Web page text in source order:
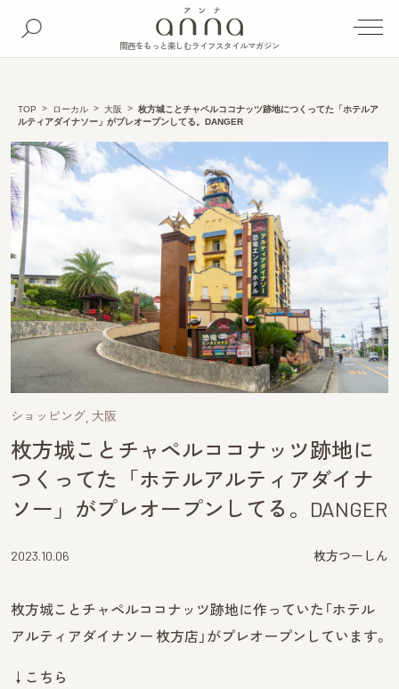
関西をもっと楽しむライフスタイルマガジン
TOP ローカル 大阪
枚方城ことチャペルココナッツ跡地につくってた「ホテルア
ルティアダイナソー」がプレオープンしてる。DANGER
ショッピング 大阪
枚方城ことチャペルココナッツ跡地に
つくってた「ホテルアルティアダイナ
ソー」がプレオープンしてる。DANGER
2023.10.06 枚方つーしん
枚方城ことチャペルココナッツ跡地に作っていた「ホテル
アルティアダイナソー 枚方店」がプレオープンしています。
↓こちら